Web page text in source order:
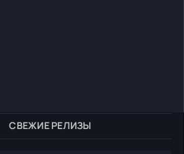
СВЕЖИЕ РЕЛИЗЫ